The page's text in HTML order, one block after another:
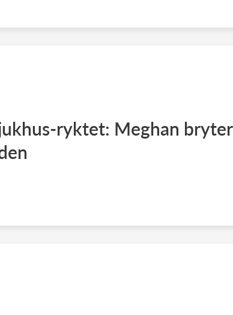
ryktet: Meghan bryter